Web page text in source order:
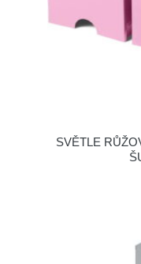
SVĚTLE